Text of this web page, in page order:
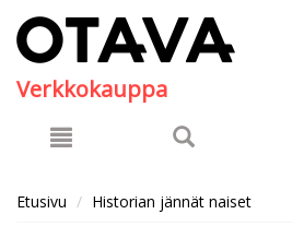
Verkkokauppa
Etusivu Historian jännät naiset